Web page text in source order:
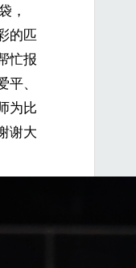
，
的匹
忙报
、
为比
谢大